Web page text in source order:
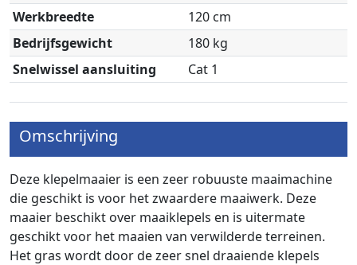
Werkbreedte
120 cm
Bedrijfsgewicht
180 kg
Snelwissel aansluiting
Cat 1
Omschrijving
Deze klepelmaaier is een zeer robuuste maaimachine
die geschikt is voor het zwaardere maaiwerk. Deze
maaier beschikt over maaiklepels en is uitermate
geschikt voor het maaien van verwilderde terreinen.
Het gras wordt door de zeer snel draaiende klepels